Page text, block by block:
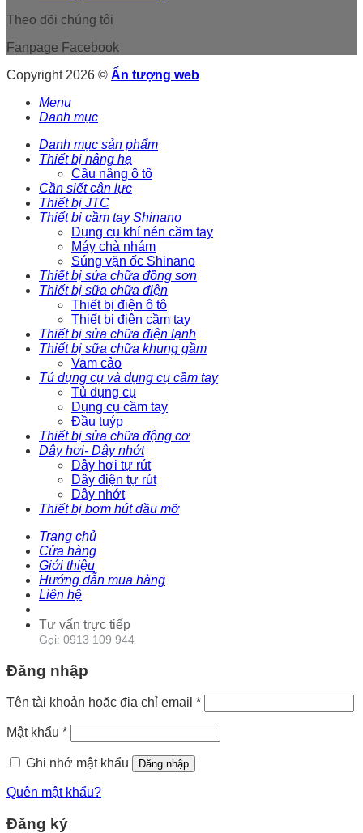
Theo dõi chúng tôi
Fanpage Facebook
Copyright 2026 © Ấn tượng web
Menu
Danh mục
Danh mục sản phẩm
Thiết bị nâng hạ
Cầu nâng ô tô
Cần siết cân lực
Thiết bị JTC
Thiết bị cầm tay Shinano
Dụng cụ khí nén cầm tay
Máy chà nhám
Súng vặn ốc Shinano
Thiết bị sửa chữa đồng sơn
Thiết bị sữa chữa điện
Thiết bị điện ô tô
Thiết bị điện cầm tay
Thiết bị sửa chữa điện lạnh
Thiết bị sữa chữa khung gầm
Vam cảo
Tủ dụng cụ và dụng cụ cầm tay
Tủ dụng cụ
Dụng cụ cầm tay
Đầu tuýp
Thiết bị sửa chữa động cơ
Dây hơi- Dây nhớt
Dây hơi tự rút
Dây điện tự rút
Dây nhớt
Thiết bị bơm hút dầu mỡ
Trang chủ
Cửa hàng
Giới thiệu
Hướng dẫn mua hàng
Liên hệ
Tư vấn trực tiếp
Gọi: 0913 109 944
Đăng nhập
Tên tài khoản hoặc địa chỉ email *
Mật khẩu *
Ghi nhớ mật khẩu Đăng nhập
Quên mật khẩu?
Đăng ký